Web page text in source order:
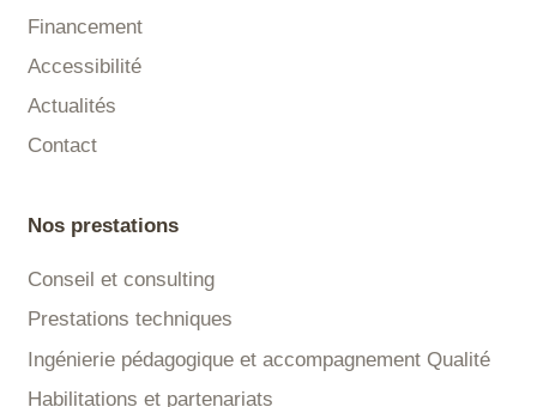
Financement
Accessibilité
Actualités
Contact
Nos prestations
Conseil et consulting
Prestations techniques
Ingénierie pédagogique et accompagnement Qualité
Habilitations et partenariats